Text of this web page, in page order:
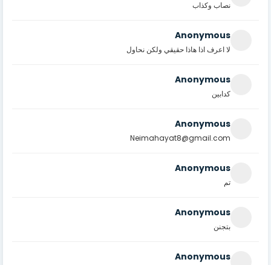
نصاب وكذاب
Anonymous
لا اعرف اذا هاذا حقيقي ولكن نحاول
Anonymous
كدابين
Anonymous
Neimahayat8@gmail.com
Anonymous
تم
Anonymous
بتجنن
Anonymous